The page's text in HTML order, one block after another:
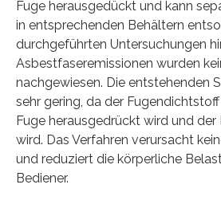
Fuge herausgedückt und kann
in entsprechenden Behältern
durchgeführten Untersuchungen
Asbestfaseremissionen wurden
nachgewiesen. Die entstehenden
sehr gering, da der
Fuge herausgedrückt wird und
wird. Das Verfahren verursacht
und reduziert die körperliche
Bediener.